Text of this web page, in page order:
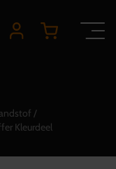
Kleurdeel